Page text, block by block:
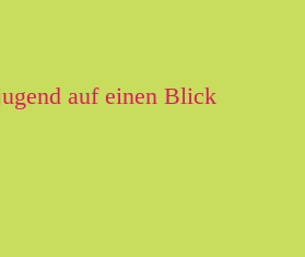
auf einen Blick